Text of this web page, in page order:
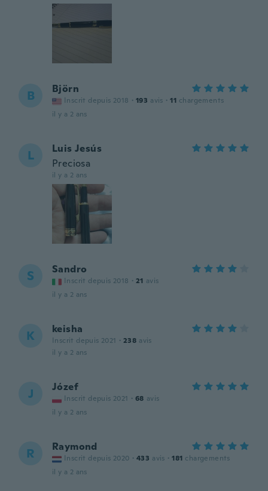
B Björn
Inscrit depuis 2018 · 193 avis · 11 chargements
il y a 2 ans
L
Luis Jesús
Preciosa
il y a 2 ans
S Sandro
Inscrit depuis 2018 · 21 avis
il y a 2 ans
K keisha
Inscrit depuis 2021 · 238 avis
il y a 2 ans
J Józef
Inscrit depuis 2021 · 68 avis
il y a 2 ans
R Raymond
Inscrit depuis 2020 · 433 avis · 181 chargements
il y a 2 ans